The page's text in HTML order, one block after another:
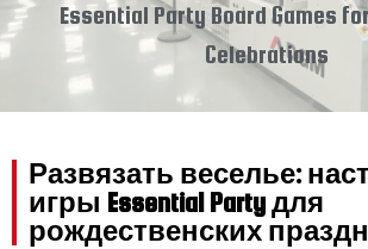
Essential Party Board Games
Celebrations
Развязать веселье:
игры Essential Party для
рождественских